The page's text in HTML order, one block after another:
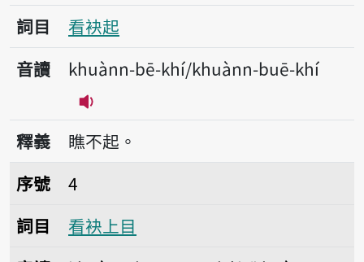
詞目
看袂起
音讀
khuànn-bē-khí/khuànn-buē-khí
播放音讀khuànn-bē-khí/khuànn-
釋義
瞧不起。
序號4看袂上目
序號
4
詞目
看袂上目